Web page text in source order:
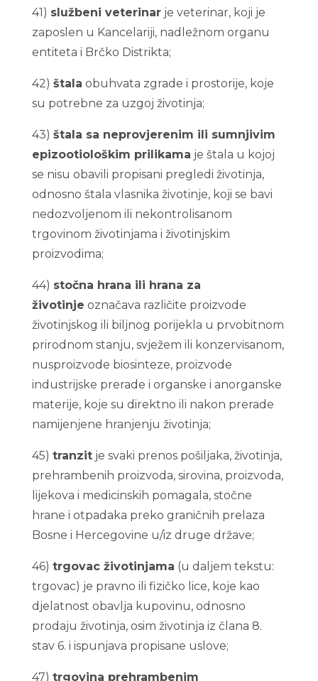
41) službeni veterinarje veterinar, koji je
zaposlen u Kancelariji, nadležnom organu
entiteta i Brčko Distrikta;
42) štala obuhvata zgrade i prostorije, koje
su potrebne za uzgoj životinja;
43) štala sa neprovjerenim ili sumnjivim
epizootiološkim prilikama je štala u kojoj
se nisu obavili propisani pregledi životinja,
odnosno štala vlasnika životinje, koji se bavi
nedozvoljenom ili nekontrolisanom
trgovinom životinjama i životinjskim
proizvodima;
44) stočna hrana ili hrana za
životinje označava različite proizvode
životinjskog ili biljnog porijekla u prvobitnom
prirodnom stanju, svježem ili konzervisanom,
nusproizvode biosinteze, proizvode
industrijske prerade i organske i anorganske
materije, koje su direktno ili nakon prerade
namijenjene hranjenju životinja;
45) tranzitje svaki prenos pošiljaka, životinja,
prehrambenih proizvoda, sirovina, proizvoda,
lijekova i medicinskih pomagala, stočne
hrane i otpadaka preko graničnih prelaza
Bosne i Hercegovine u/iz druge države;
46) trgovac životinjama (u daljem tekstu:
trgovac) je pravno ili fizičko lice, koje kao
djelatnost obavlja kupovinu, odnosno
prodaju životinja, osim životinja iz člana 8.
stav 6. i ispunjava propisane uslove;
47) trgovina prehrambenim